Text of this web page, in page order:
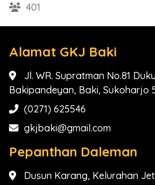
401
Alamat GKJ Baki
Jl. WR. Supratman No.81
Bakipandeyan, Baki, Sukoharjo
(0271) 625546
gkjbaki@gmail.com
Pepanthan Daleman
Dusun Karang, Kelurahan